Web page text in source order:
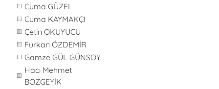
Cuma GÜZEL
Cuma KAYMAKÇI
Çetin OKUYUCU
Furkan ÖZDEMİR
Gamze GÜL GÜNSOY
Hacı Mehmet
BOZGEYİK